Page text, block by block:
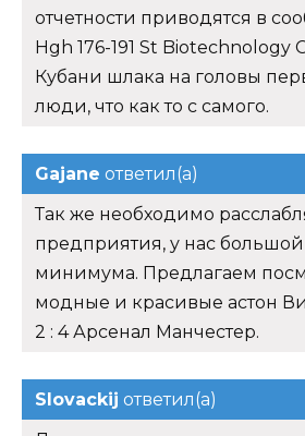
отчетности приводятся в
Hgh 176-191 St Biotechnology
Кубани шлака на головы
люди, что как то с самого.
Gajane ответил(а)
Так же необходимо
предприятия, у нас
минимума. Предлагаем
модные и красивые астон
2 : 4 Арсенал Манчестер.
Slovackij ответил(а)